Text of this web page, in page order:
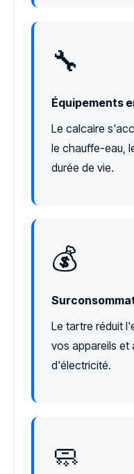
🔧
Équipements
Le calcaire
le chauffe-eau,
durée de vie.
💰
Le tartre réduit
vos appareils et
d'électricité.
🧼